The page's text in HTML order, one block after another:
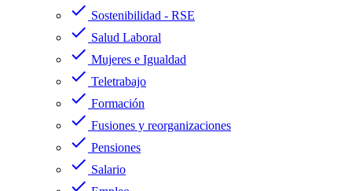
check Sostenibilidad - RSE
check Salud Laboral
check Mujeres e Igualdad
check Teletrabajo
check Formación
check Fusiones y reorganizaciones
check Pensiones
check Salario
check